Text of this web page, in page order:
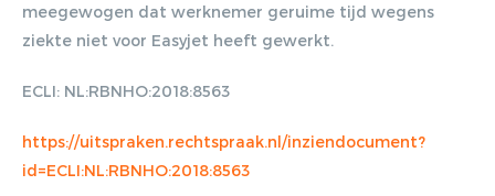
meegewogen dat werknemer geruime tijd wegens
ziekte niet voor Easyjet heeft gewerkt.
ECLI: NL:RBNHO:2018:8563
https://uitspraken.rechtspraak.nl/inziendocument?
id=ECLI:NL:RBNHO:2018:8563
Gratis E-